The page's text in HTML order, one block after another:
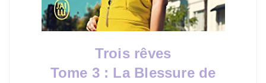
Trois rêves
Tome 3 : La Blessure de